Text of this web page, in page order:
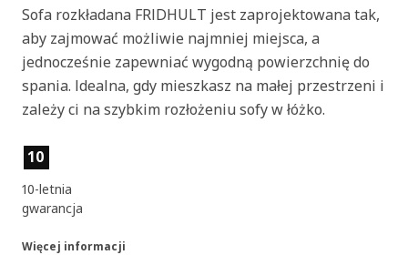
Sofa rozkładana FRIDHULT jest zaprojektowana tak,
aby zajmować możliwie najmniej miejsca, a
jednocześnie zapewniać wygodną powierzchnię do
spania. Idealna, gdy mieszkasz na małej przestrzeni i
zależy ci na szybkim rozłożeniu sofy w łóżko.
Cechy produktu
10
10-letnia
gwarancja
Więcej informacji